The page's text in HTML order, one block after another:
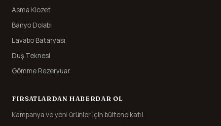
Asma Klozet
Banyo Dolabı
Lavabo Bataryası
Duş Teknesi
Gömme Rezervuar
FIRSATLARDAN HABERDAR OL
Kampanya ve yeni ürünler için bültene katıl.